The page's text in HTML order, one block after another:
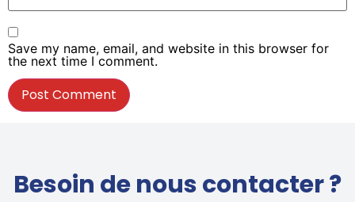
Save my name, email, and website in this browser for
the next time I comment.
Besoin de nous contacter ?